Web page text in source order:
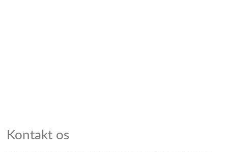
Kontakt os